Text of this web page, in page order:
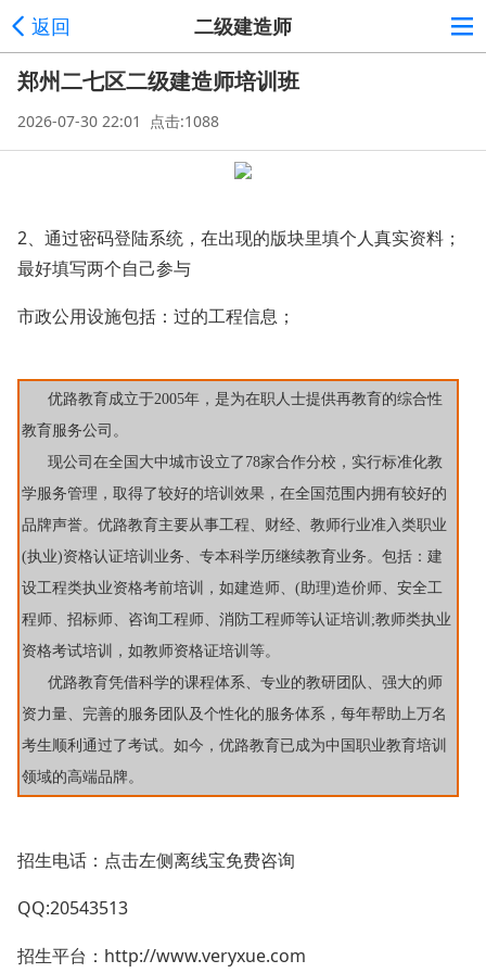
返回 二级建造师
郑州二七区二级建造师培训班
2026-07-30 22:01 点击:1088
2、通过密码登陆系统，在出现的版块里填个人真实资料；
最好填写两个自己参与
市政公用设施包括：过的工程信息；
优路教育成立于2005年，是为在职人士提供再教育的综合性
教育服务公司。
现公司在全国大中城市设立了78家合作分校，实行标准化教
学服务管理，取得了较好的培训效果，在全国范围内拥有较好的
品牌声誉。 优路教育主要从事工程、财经、教师行业准入类职业
(执业)资格认证培训业务、专本科学历继续教育业务。包括：建
设工程类执业资格考前培训，如建造师、(助理)造价师、安全工
程师、招标师、咨询工程师、消防工程师等认证培训;教师类执业
资格考试培训，如教师资格证培训等。
优路教育凭借科学的课程体系、专业的教研团队、强大的师
资力量、完善的服务团队及个性化的服务体系，每年帮助上万名
考生顺利通过了考试。如今，优路教育已成为中国职业教育培训
领域的高端品牌。
招生电话：点击左侧离线宝免费咨询
QQ:20543513
招生平台：http://www.veryxue.com